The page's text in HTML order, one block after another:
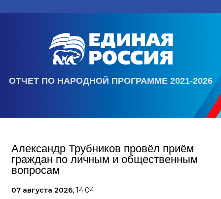
ОТЧЕТ ПО НАРОДНОЙ ПРОГРАММЕ 2021-2026
Александр Трубников провёл приём
граждан по личным и общественным
вопросам
07 августа 2026, 14:04